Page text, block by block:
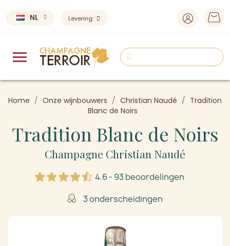
NL Levering:
Home Onze wijnbouwers Christian Naudé
Tradition
Blanc de Noirs
Tradition Blanc de Noirs
Champagne Christian Naudé
4.6 - 93 beoordelingen
3 onderscheidingen